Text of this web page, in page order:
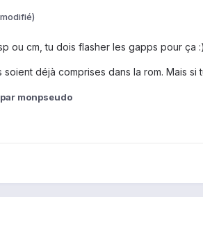
ou cm, tu dois flasher les gapps pour ça :)
soient déjà comprises dans la rom. Mais
par monpseudo